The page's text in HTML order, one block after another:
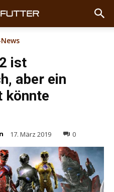
ist
aber ein
könnte
17. März 2019 0